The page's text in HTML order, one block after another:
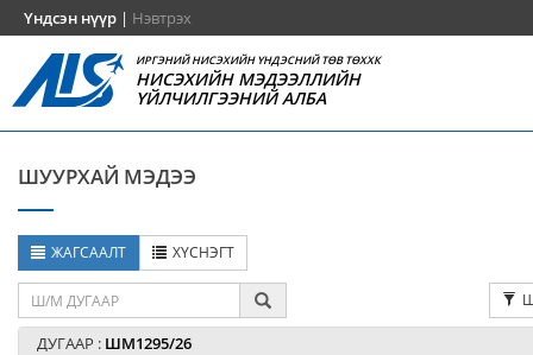
Үндсэн нүүр | Нэвтрэх
ИРГЭНИЙ НИСЭХИЙН ҮНДЭСНИЙ ТӨВ ТӨХХК
НИСЭХИЙН МЭДЭЭЛЛИЙН
ҮЙЛЧИЛГЭЭНИЙ АЛБА
ШУУРХАЙ МЭДЭЭ
ЖАГСААЛТ ХҮСНЭГТ
ДУГААР : ШМ1295/26